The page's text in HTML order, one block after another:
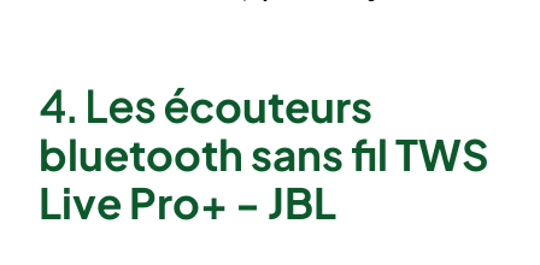
4. Les écouteurs
bluetooth sans fil TWS
Live Pro+ - JBL